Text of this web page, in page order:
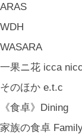
ARAS
WDH
WASARA
一果ニ花 icca
そのほか e.t.c
《食卓》Dining
家族の食卓
MONSTER
《オリジ